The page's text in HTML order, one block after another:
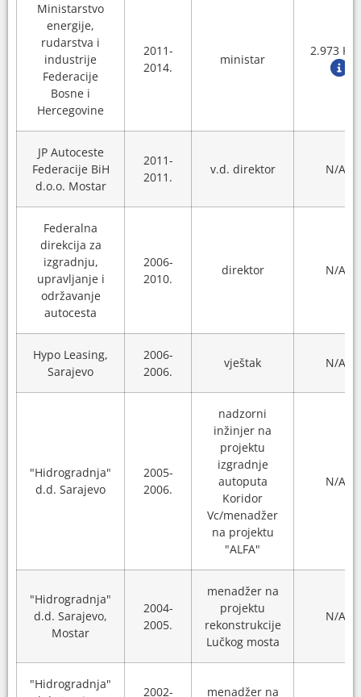
Ministarstvo
energije,
rudarstva i
industrije
Federacije
Bosne i
Hercegovine
2011-
2014.
ministar
2.973 KM
JP Autoceste
Federacije BiH
d.o.o. Mostar
2011-
2011.
v.d. direktor N/A
Federalna
direkcija za
izgradnju,
upravljanje i
održavanje
autocesta
2006-
2010.
direktor N/A
Hypo Leasing,
Sarajevo
2006-
2006.
vještak N/A
"Hidrogradnja"
d.d. Sarajevo
2005-
2006.
nadzorni
inžinjer na
projektu
izgradnje
autoputa
Koridor
Vc/menadžer
na projektu
"ALFA"
N/A
"Hidrogradnja"
d.d. Sarajevo,
Mostar
2004-
2005.
menadžer na
projektu
rekonstrukcije
Lučkog mosta
N/A
"Hidrogradnja"
2002-
menadžer na